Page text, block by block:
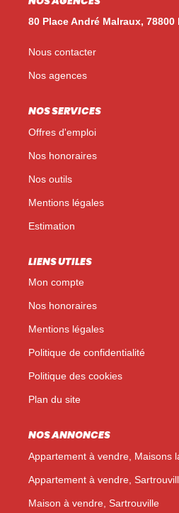
80 Place André Malraux, 78800
Nous contacter
Nos agences
NOS SERVICES
Offres d'emploi
Nos honoraires
Nos outils
Mentions légales
Estimation
LIENS UTILES
Mon compte
Nos honoraires
Mentions légales
Politique de confidentialité
Politique des cookies
Plan du site
NOS ANNONCES
Appartement à vendre, Maisons
Appartement à vendre,
Maison à vendre, Sartrouville